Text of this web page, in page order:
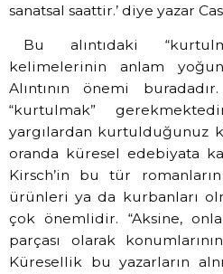
sanatsal saattir.’ diye yazar
Bu alıntıdaki
kelimelerinin anlam
Alıntının önemi
“kurtulmak”
yargılardan kurtulduğunuz
oranda küresel edebiyata
Kirsch’in bu tür
ürünleri ya da kurbanları
çok önemlidir. “Aksine,
parçası olarak
Küresellik bu yazarların